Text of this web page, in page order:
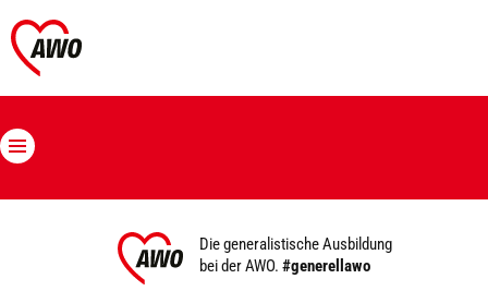
Die generalistische Ausbildung
bei der AWO.#generellawo